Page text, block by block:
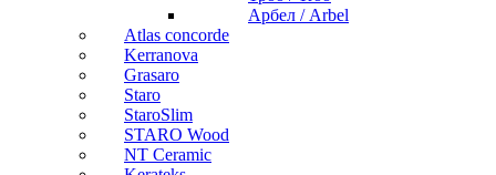
Арбел / Arbel
Atlas concorde
Kerranova
Grasaro
Staro
StaroSlim
STARO Wood
NT Ceramic